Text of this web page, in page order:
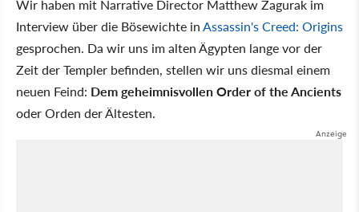
Wir haben mit Narrative Director Matthew Zagurak im
Interview über die Bösewichte inAssassin's Creed: Origins
gesprochen. Da wir uns im alten Ägypten lange vor der
Zeit der Templer befinden, stellen wir uns diesmal einem
neuen Feind: Dem geheimnisvollen Order of the Ancients
oder Orden der Ältesten.